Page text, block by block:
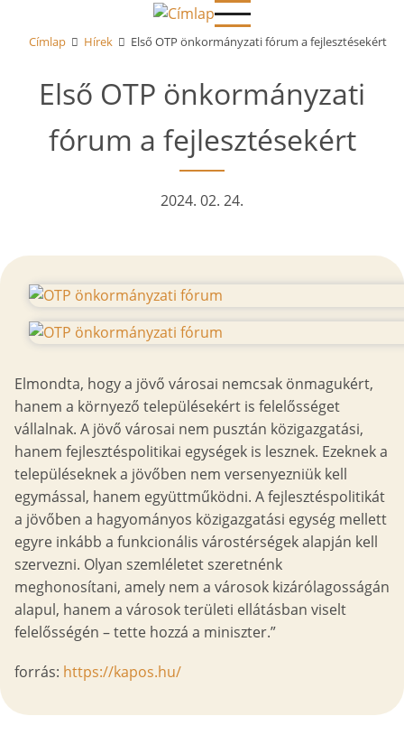
Címlap Hírek Első OTP önkormányzati fórum a fejlesztésekért
Első OTP önkormányzati
fórum a fejlesztésekért
2024. 02. 24.
Kép
Elmondta, hogy a jövő városai nemcsak önmagukért,
hanem a környező településekért is felelősséget
vállalnak. A jövő városai nem pusztán közigazgatási,
hanem fejlesztéspolitikai egységek is lesznek. Ezeknek a
településeknek a jövőben nem versenyezniük kell
egymással, hanem együttműködni. A fejlesztéspolitikát
a jövőben a hagyományos közigazgatási egység mellett
egyre inkább a funkcionális várostérségek alapján kell
szervezni. Olyan szemléletet szeretnénk
meghonosítani, amely nem a városok kizárólagosságán
alapul, hanem a városok területi ellátásban viselt
felelősségén – tette hozzá a miniszter.”
forrás: https://kapos.hu/